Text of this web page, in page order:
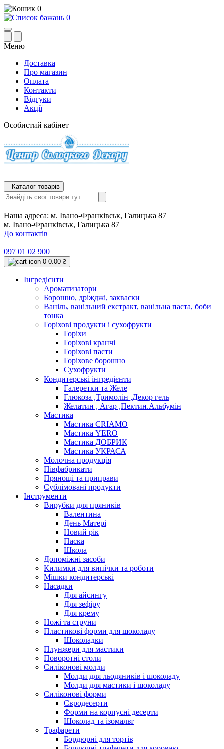
0
0
Меню
Доставка
Про магазин
Оплата
Контакти
Відгуки
Акції
Особистий кабінет
Каталог товарів
Наша адреса: м. Івано-Франківськ, Галицька 87
м. Івано-Франківськ, Галицька 87
До контактів
097 01 02 900
0 0.00 ₴
Інгредієнти
Ароматизатори
Борошно, дріжджі, закваски
Ваніль, ванільний екстракт, ванільна паста, боби
тонка
Горіхові продукти і сухофрукти
Горіхи
Горіхові кранчі
Горіхові пасти
Горіхове борошно
Сухофрукти
Кондитерські інгредієнти
Галеретки та Желе
Глюкоза ,Тримолін ,Декор гель
Желатин , Агар ,Пектин.Альбумін
Мастика
Мастика CRIAMO
Мастика YERO
Мастика ДОБРИК
Мастика УКРАСА
Молочна продукція
Півфабрикати
Прянощі та приправи
Сублімовані продукти
Інструменти
Вирубки для пряників
Валентина
День Матері
Новий рік
Паска
Школа
Допоміжні засоби
Килимки для випічки та роботи
Мішки кондитерські
Насадки
Для айсингу
Для зефіру
Для крему
Ножі та струни
Пластикові форми для шоколаду
Шоколадки
Плунжери для мастики
Поворотні столи
Силіконові молди
Молди для льодяників і шоколаду
Молди для мастики і шоколаду
Силіконові форми
Євродесерти
Форми на корпусні десерти
Шоколад та ізомальт
Трафарети
Бордюрні для тортів